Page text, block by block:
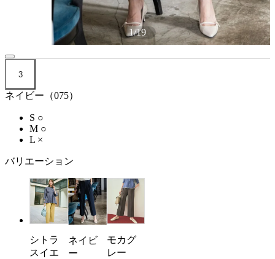
1/19
3
ネイビー（075）
S ○
M ○
L ×
バリエーション
シトラ
スイエ
ネイビ
ー
モカグ
レー